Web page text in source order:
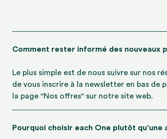
Comment rester informé des nouveaux
Le plus simple est de nous suivre sur nos
de vous inscrire à la newsletter en bas de
la page "Nos offres" sur notre site web.
Pourquoi choisir each One plutôt qu'une